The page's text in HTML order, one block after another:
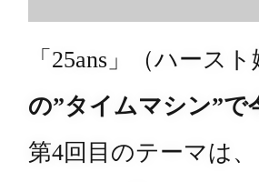
「25ans」（ハース
の”タイムマシン”で
第4回目のテーマは